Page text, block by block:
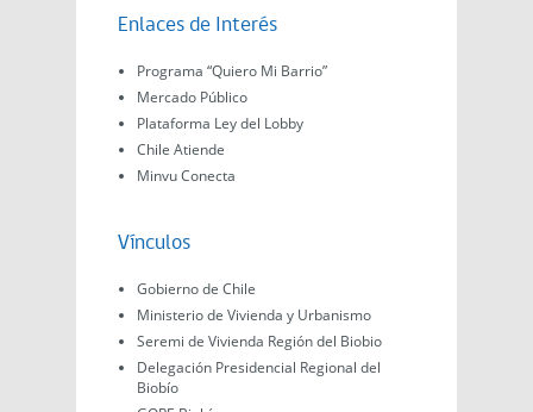
Enlaces de Interés
Programa “Quiero Mi Barrio”
Mercado Público
Plataforma Ley del Lobby
Chile Atiende
Minvu Conecta
Vínculos
Gobierno de Chile
Ministerio de Vivienda y Urbanismo
Seremi de Vivienda Región del Biobio
Delegación Presidencial Regional del
Biobío